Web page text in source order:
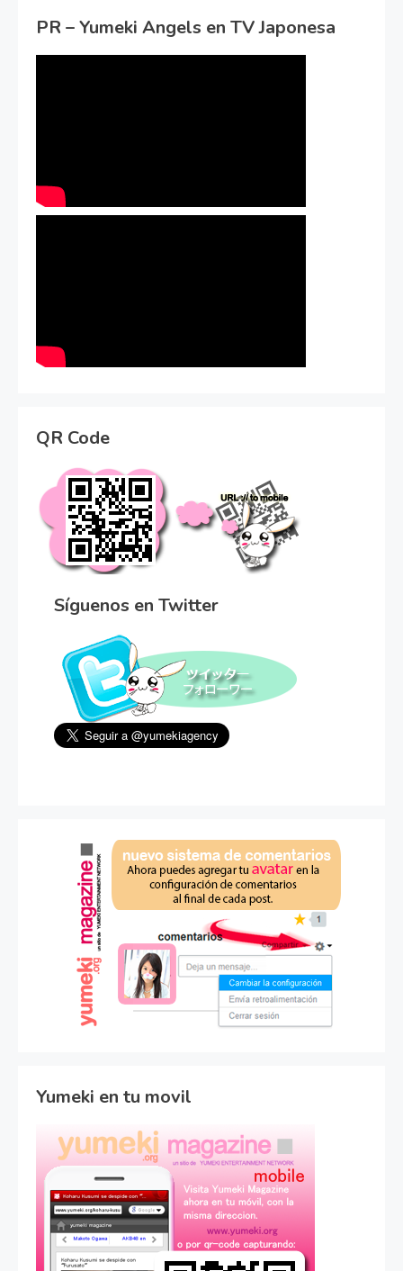
PR – Yumeki Angels en TV Japonesa
QR Code
Síguenos en Twitter
Yumeki en tu movil